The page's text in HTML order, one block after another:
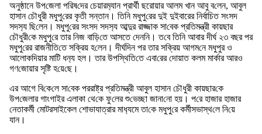
অনুষ্ঠানে উপ‌জেলা প‌রিষ‌দের চেয়ারম‌্যান প্রার্থী ছরোয়ার আলম খান আবু ব‌লেন, আবুল
হাসান চৌধুরী মধুপু‌রের কৃ‌তী সন্তান। তি‌নি মধুপু‌রের দুই দুইবারের নির্বাচিত সংসদ
সদস‌্য ছি‌লেন। মধুপু‌রের সংসদ সদস‌্য আব্দুর রাজ্জাক সা‌বেক প্রতিমন্ত্রী কায়ছার
চৌধুরী‌কে মধুপু‌রে তার নিজ বা‌ড়ি‌তে আসতে দেন‌নি। ত‌বে তিনি আবার দীর্ঘ ২৩ বছর পর
মধুপু‌রের রাজনী‌তি‌তে স‌ক্রিয় হ‌লেন। দীর্ঘদিন পর তার স‌ক্রিয় আগম‌নে মধুপুর ও
আলোক‌দিয়ার মা‌টি ধন‌্য হল। তার উপ‌স্থি‌তি‌তে এবা‌রের দোয়াত কল‌ম মার্কার আরও
গণ‌জোয়ার সৃ‌ষ্টি হ‌য়ে‌ছে।
এর আগে বি‌কে‌লে সা‌বেক পররাষ্ট্র প্রতিমন্ত্রী আবুল হাসান চৌধুরী কায়ছার‌কে
উপ‌জেলার গাংগাইর এলাকা থে‌কে ফু‌লের শু‌ভেচ্ছা জানা‌নো হয়। প‌রে হাজার হাজার
নেতাকর্মী মোটরসাইকে‌ল শোভাযাত্রার মাধ‌্যমে তা‌কে মধুপু‌রে কর্মীসভাস্থ‌লে নি‌য়ে
যান।